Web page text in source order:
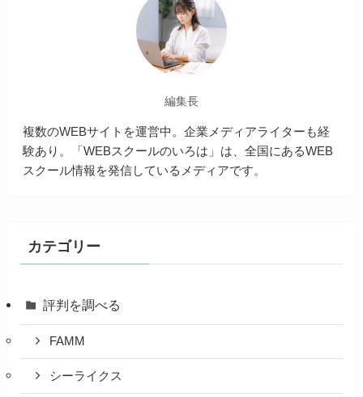
編集長
複数のWEBサイトを運営中。企業メディアライターも経
験あり。「WEBスクールのいろは」は、全国にあるWEB
スクール情報を発信しているメディアです。
カテゴリー
評判を調べる
FAMM
シーライクス